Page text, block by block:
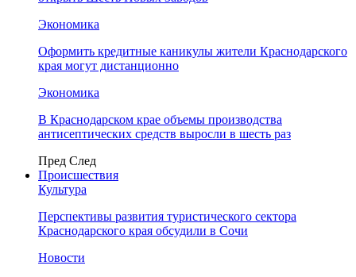
Экономика
Оформить кредитные каникулы жители Краснодарского
края могут дистанционно
Экономика
В Краснодарском крае объемы производства
антисептических средств выросли в шесть раз
Пред След
Происшествия
Культура
Перспективы развития туристического сектора
Краснодарского края обсудили в Сочи
Новости